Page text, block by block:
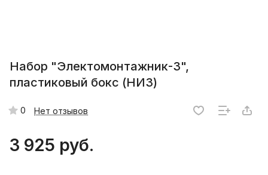
Набор "Электомонтажник-3",
пластиковый бокс (НИЗ)
0 Нет отзывов
3 925 руб.